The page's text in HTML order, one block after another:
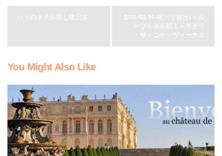
パリのホテル探し後日談
2015/02/14-16 パリ旅行1 ＜ル
ーブル美術館１＞モナリ
ザ・ニケ・ヴィーナス
You Might Also Like